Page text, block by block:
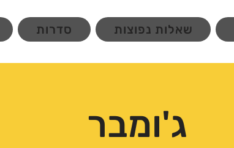
סדרות שאלות נפוצות
ג'ומבר